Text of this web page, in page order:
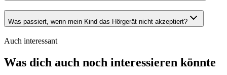
Was passiert, wenn mein Kind das Hörgerät nicht akzeptiert?
Auch interessant
Was dich auch noch interessieren könnte